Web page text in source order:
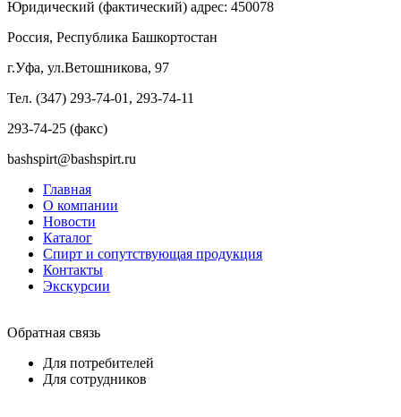
Юридический (фактический) адрес: 450078
Россия, Республика Башкортостан
г.Уфа, ул.Ветошникова, 97
Тел. (347) 293-74-01, 293-74-11
293-74-25 (факс)
bashspirt@bashspirt.ru
Главная
О компании
Новости
Каталог
Спирт и сопутствующая продукция
Контакты
Экскурсии
Обратная связь
Для потребителей
Для сотрудников